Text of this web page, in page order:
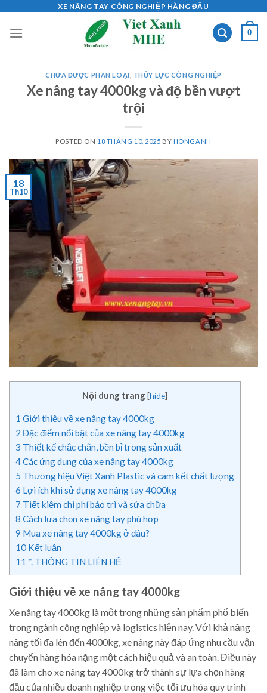
content
XE NÂNG TAY CÔNG NGHIỆP HÀNG ĐẦU
0
CHƯA ĐƯỢC PHÂN LOẠI THỦY LỰC CÔNG NGHIỆP
Xe nâng tay 4000kg và độ bền vượt
trội
POSTED ON 18 THÁNG 10, 2025 BY HONGANH
18
Th10
Nội dung trang[hide]
1 Giới thiệu về xe nâng tay 4000kg
2 Đặc điểm nổi bật của xe nâng tay 4000kg
3 Thiết kế chắc chắn, bền bỉ trong sản xuất
4Các ứng dụng của xe nâng tay 4000kg
5 Thương hiệu Việt Xanh Plastic và cam kết chất lượng
6 Lợi ích khi sử dụng xe nâng tay 4000kg
7 Tiết kiệm chi phí bảo trì và sửa chữa
8 Cách lựa chọn xe nâng tay phù hợp
9 Mua xe nâng tay 4000kg ở đâu?
10 Kết luận
11 *. THÔNG TIN LIÊN HỆ
Giới thiệu về xe nâng tay 4000kg
Xe nâng tay 4000kg là một trong những sản phẩm phổ biến
trong ngành công nghiệp và logistics hiện nay. Với khả năng
nâng tối đa lên đến 4000kg, xe nâng này đáp ứng nhu cầu vận
chuyển hàng hóa nặng một cách hiệu quả và an toàn. Điều này
đã làm cho xe nâng tay 4000kg trở thành sự lựa chọn hàng
đầu của nhiều doanh nghiệp trong việc tối ưu hóa quy trình